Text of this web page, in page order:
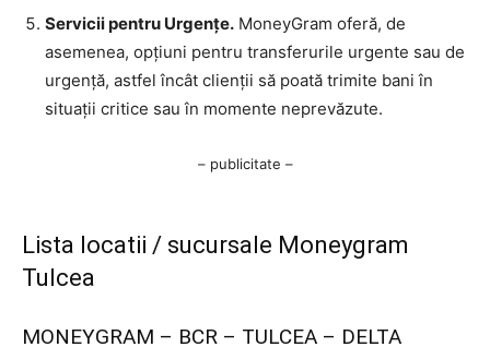
Servicii pentru Urgențe. MoneyGram oferă, de
asemenea, opțiuni pentru transferurile urgente sau de
urgență, astfel încât clienții să poată trimite bani în
situații critice sau în momente neprevăzute.
– publicitate –
Lista locatii / sucursale Moneygram
Tulcea
MONEYGRAM – BCR – TULCEA – DELTA